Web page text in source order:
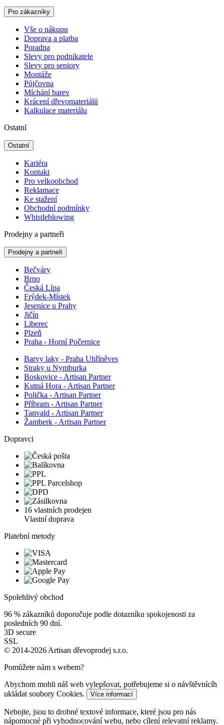
Pro zákazníky
Vše o nákupu
Doprava a platba
Poradna
Slevy pro podnikatele
Slevy pro seniory
Montáže
Půjčovna
Míchání barev
Krácení dřevomateriálů
Kalkulace materiálu
Ostatní
Ostatní
Kariéra
Kontakt
Pro velkoobchod
Reklamace
Ke stažení
Obchodní podmínky
Whistleblowing
Prodejny a partneři
Prodejny a partneři
Bečváry
Brno
Česká Lípa
Frýdek-Místek
Jesenice u Prahy
Jičín
Liberec
Plzeň
Praha - Horní Počernice
Barvy laky - Praha Uhříněves
Straky u Nymburka
Boskovice - Artisan Partner
Kutná Hora - Artisan Partner
Polička - Artisan Partner
Příbram - Artisan Partner
Tanvald - Artisan Partner
Žamberk - Artisan Partner
Dopravci
16 vlastních prodejen
Vlastní doprava
Platební metody
Spolehlivý obchod
96 % zákazníků doporučuje podle dotazníku spokojenosti za
posledních 90 dní.
3D secure
SSL
© 2014-2026 Artisan dřevoprodej s.r.o.
Pomůžete nám s webem?
Abychom mohli náš web vylepšovat, potřebujeme si o návštěvnícíh
ukládat soubory Cookies.
Více informací
Nebojte, jsou to drobné textové informace, které jsou pro nás
nápomocné při vyhodnocování webu, nebo cílení relevatní reklamy.